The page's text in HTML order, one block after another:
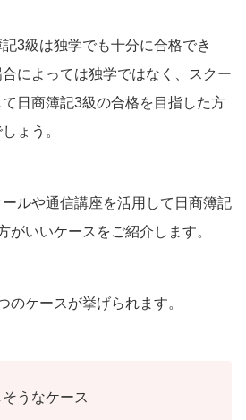
3級は独学でも十分に合格でき
によっては独学ではなく、スクー
日商簿記3級の合格を目指した方
ょう。
ルや通信講座を活用して日商簿記
がいいケースをご紹介します。
のケースが挙げられます。
うなケース